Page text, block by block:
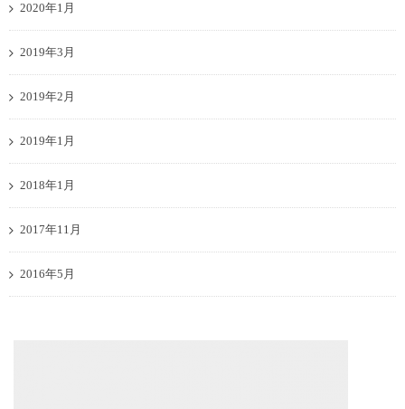
2020年1月
2019年3月
2019年2月
2019年1月
2018年1月
2017年11月
2016年5月